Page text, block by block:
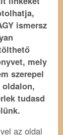
ismersz
mely
szerepel
oldalon,
tudasd
az oldal